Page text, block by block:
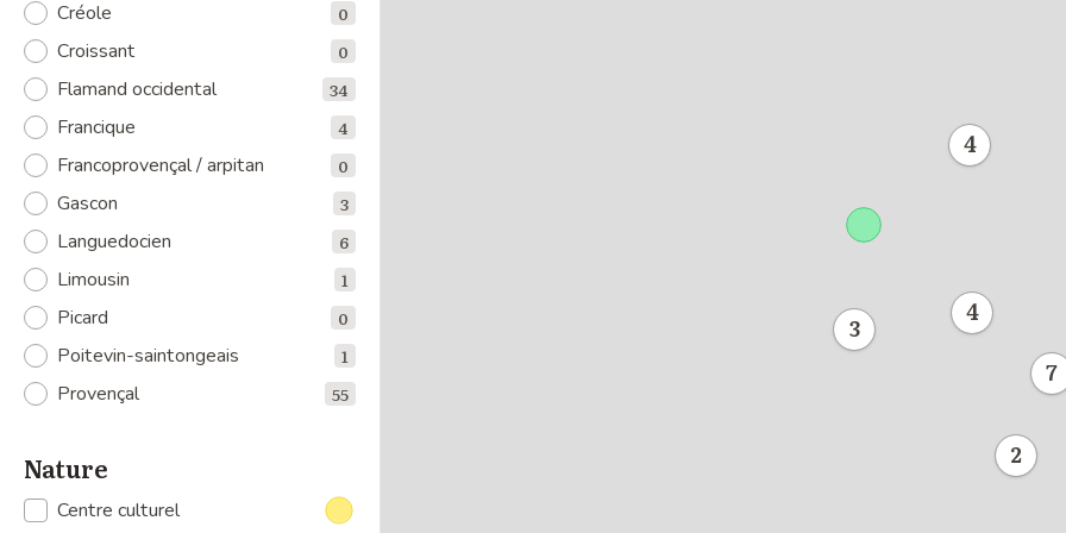
Créole 0
Croissant 0
Flamand occidental 34
Francique 4
Francoprovençal / arpitan 0
Gascon 3
Languedocien 6
Limousin 1
Picard 0
Poitevin-saintongeais 1
Provençal 55
Nature
Centre culturel
4
2
7
4
3